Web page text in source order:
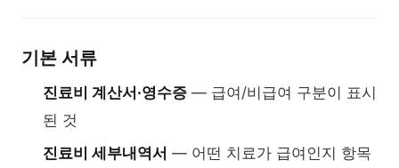
기본 서류
진료비 계산서·영수증 — 급여/비급여 구분이 표시
된 것
진료비 세부내역서 — 어떤 치료가 급여인지 항목